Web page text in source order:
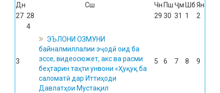
Дн
Сш Чн Пш Ҷм ШбЯн
27 28 29 30 31 1 2
3
4
ЭЪЛОНИ ОЗМУНИ
байналмиллалии эҷодӣ оид ба
эссе, видеосюжет, акс ва расми
беҳтарин таҳти унвони «Ҳуқуқ ба
саломатӣ дар Иттиҳоди
Давлатҳои Мустақил
5 6 7 8 9